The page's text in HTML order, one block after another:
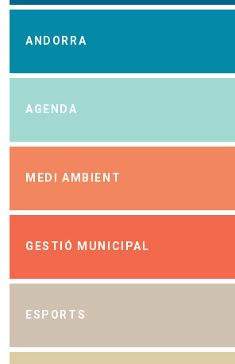
ANDORRA
AGENDA
MEDI AMBIENT
GESTIÓ MUNICIPAL
ESPORTS